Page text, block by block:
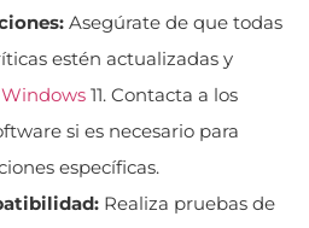
Asegúrate de que todas
estén actualizadas y
Windows 11. Contacta a los
si es necesario para
específicas.
Realiza pruebas de